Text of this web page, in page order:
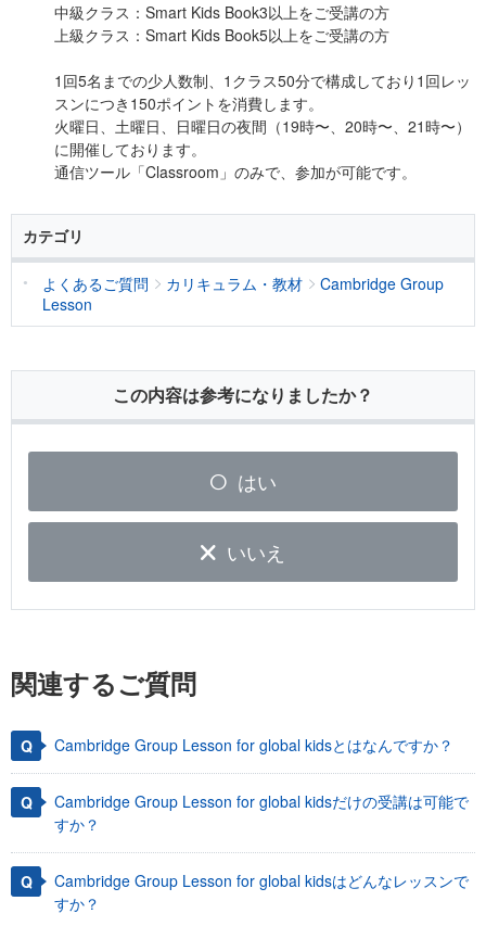
中級クラス：Smart Kids Book3以上をご受講の方
上級クラス：Smart Kids Book5以上をご受講の方
1回5名までの少人数制、1クラス50分で構成しており1回レッ
スンにつき150ポイントを消費します。
火曜日、土曜日、日曜日の夜間（19時〜、20時〜、21時〜）
に開催しております。
通信ツール「Classroom」のみで、参加が可能です。
カテゴリ
よくあるご質問 カリキュラム・教材
Cambridge Group
Lesson
この内容は参考になりましたか？
はい
いいえ
関連するご質問
Cambridge Group Lesson for global kidsとはなんですか？
Cambridge Group Lesson for global kidsだけの受講は可能で
すか？
Cambridge Group Lesson for global kidsはどんなレッスンで
すか？